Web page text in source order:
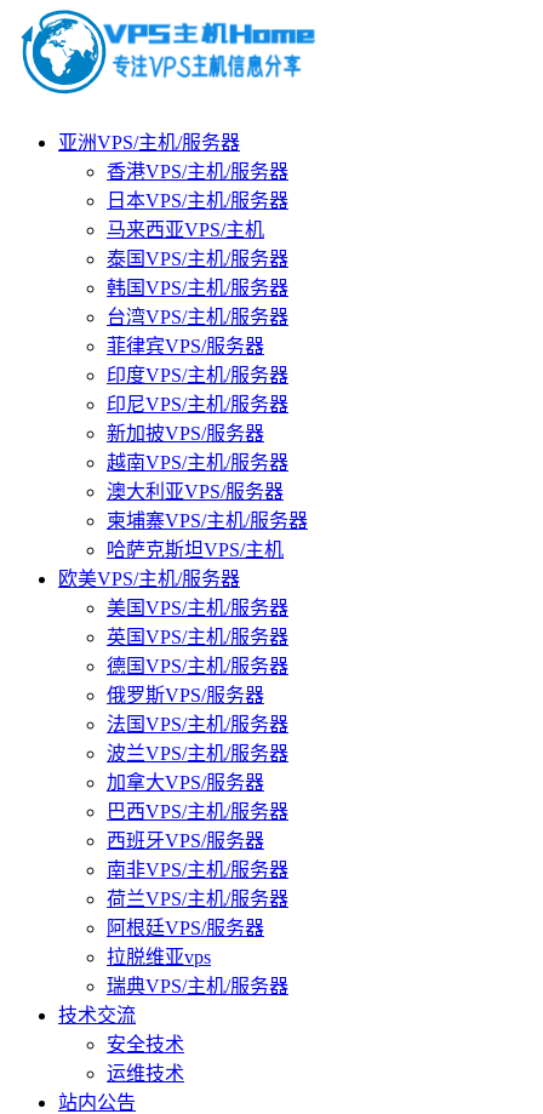
亚洲VPS/主机/服务器
香港VPS/主机/服务器
日本VPS/主机/服务器
马来西亚VPS/主机
泰国VPS/主机/服务器
韩国VPS/主机/服务器
台湾VPS/主机/服务器
菲律宾VPS/服务器
印度VPS/主机/服务器
印尼VPS/主机/服务器
新加披VPS/服务器
越南VPS/主机/服务器
澳大利亚VPS/服务器
柬埔寨VPS/主机/服务器
哈萨克斯坦VPS/主机
欧美VPS/主机/服务器
美国VPS/主机/服务器
英国VPS/主机/服务器
德国VPS/主机/服务器
俄罗斯VPS/服务器
法国VPS/主机/服务器
波兰VPS/主机/服务器
加拿大VPS/服务器
巴西VPS/主机/服务器
西班牙VPS/服务器
南非VPS/主机/服务器
荷兰VPS/主机/服务器
阿根廷VPS/服务器
拉脱维亚vps
瑞典VPS/主机/服务器
技术交流
安全技术
运维技术
站内公告